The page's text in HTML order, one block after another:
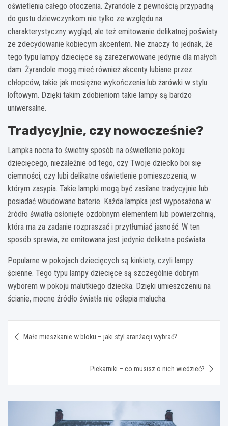
oświetlenia całego otoczenia. Żyrandole z pewnością przypadną
do gustu dziewczynkom nie tylko ze względu na
charakterystyczny wygląd, ale też emitowanie delikatnej poświaty
ze zdecydowanie kobiecym akcentem. Nie znaczy to jednak, że
tego typu lampy dziecięce są zarezerwowane jedynie dla małych
dam. Żyrandole mogą mieć również akcenty lubiane przez
chłopców, takie jak mosiężne wykończenia lub żarówki w stylu
loftowym. Dzięki takim zdobieniom takie lampy są bardzo
uniwersalne.
Tradycyjnie, czy nowocześnie?
Lampka nocna to świetny sposób na oświetlenie pokoju
dziecięcego, niezależnie od tego, czy Twoje dziecko boi się
ciemności, czy lubi delikatne oświetlenie pomieszczenia, w
którym zasypia. Takie lampki mogą być zasilane tradycyjnie lub
posiadać wbudowane baterie. Każda lampka jest wyposażona w
źródło światła osłonięte ozdobnym elementem lub powierzchnią,
która ma za zadanie rozpraszać i przytłumiać jasność. W ten
sposób sprawia, że emitowana jest jedynie delikatna poświata.
Popularne w pokojach dziecięcych są kinkiety, czyli lampy
ścienne. Tego typu lampy dziecięce są szczególnie dobrym
wyborem w pokoju malutkiego dziecka. Dzięki umieszczeniu na
ścianie, mocne źródło światła nie oślepia malucha.
wpisu
Małe mieszkanie w bloku – jaki styl aranżacji wybrać?
Piekarniki – co musisz o nich wiedzieć?